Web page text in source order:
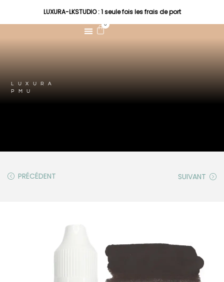
LUXURA-LKSTUDIO : 1 seule fois les frais de port
LUXURA
PMU
0
PRÉCÉDENT SUIVANT